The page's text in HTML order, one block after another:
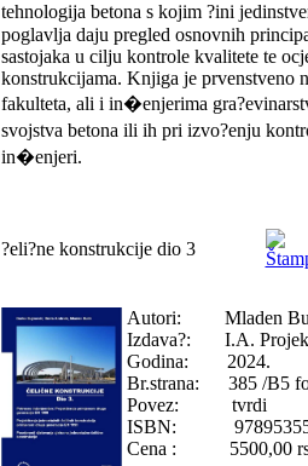
tehnologija betona s kojim ?ini
poglavlja daju pregled osnovnih
sastojaka u cilju kontrole kvalitete te
konstrukcijama. Knjiga je prvenstveno
fakulteta, ali i in�enjerima
svojstva betona ili ih pri izvo?enju
in�enjeri.
?eli?ne konstrukcije dio 3
Autori: Mladen
Izdava?: I.A.
Godina: 2024.
Br.strana: 385 /B5
Povez: tvrdi
ISBN:
Cena : 5500,00